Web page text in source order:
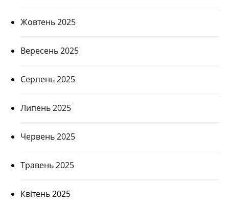
Жовтень 2025
Вересень 2025
Серпень 2025
Липень 2025
Червень 2025
Травень 2025
Квітень 2025